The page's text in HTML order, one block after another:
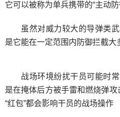
它可以被称为单兵携带的“主动防
虽然对威力较大的导弹类
是它能在一定范围内防御拦截大
战场环境纷扰干员可能时
是在掩体后方被手雷和燃烧弹
“红包”都会影响干员的战场操作